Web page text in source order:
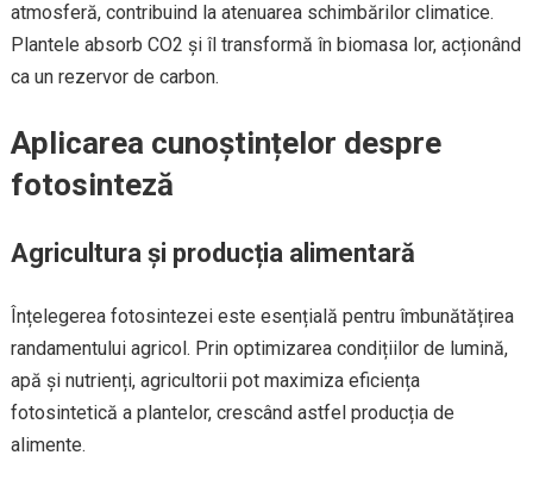
atmosferă, contribuind la atenuarea schimbărilor climatice.
Plantele absorb CO2 și îl transformă în biomasa lor, acționând
ca un rezervor de carbon.
Aplicarea cunoștințelor despre
fotosinteză
Agricultura și producția alimentară
Înțelegerea fotosintezei este esențială pentru îmbunătățirea
randamentului agricol. Prin optimizarea condițiilor de lumină,
apă și nutrienți, agricultorii pot maximiza eficiența
fotosintetică a plantelor, crescând astfel producția de
alimente.